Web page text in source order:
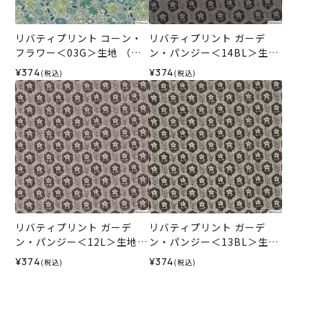
リバティプリント コーン・
フラワー＜03G＞生地 （ホ
ビーラホビーレオリジナ
ル）2026AW
¥374 (税込)
リバティプリント ガーデ
ン・パンジー＜14BL＞生地
（ホビーラホビーレオリジ
ナル）2026AW
¥374 (税込)
リバティプリント ガーデ
ン・パンジー＜12L＞生地
（ホビーラホビーレオリジ
ナル）2026AW
¥374 (税込)
リバティプリント ガーデ
ン・パンジー＜13BL＞生地
（ホビーラホビーレオリジ
ナル）2026AW
¥374 (税込)